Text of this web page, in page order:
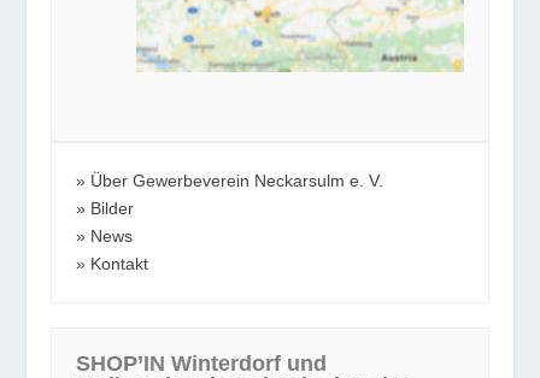
Über Gewerbeverein Neckarsulm e. V.
Bilder
News
Kontakt
SHOP’IN Winterdorf und